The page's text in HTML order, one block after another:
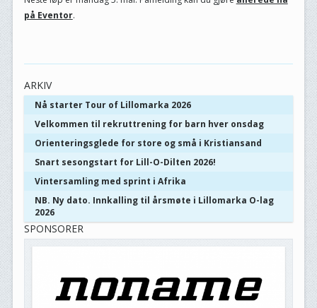
på Eventor.
ARKIV
Nå starter Tour of Lillomarka 2026
Velkommen til rekruttrening for barn hver onsdag
Orienteringsglede for store og små i Kristiansand
Snart sesongstart for Lill-O-Dilten 2026!
Vintersamling med sprint i Afrika
NB. Ny dato. Innkalling til årsmøte i Lillomarka O-lag
2026
SPONSORER